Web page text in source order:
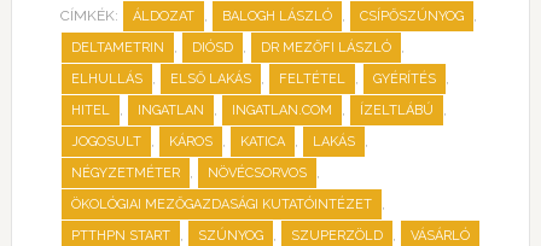
CÍMKÉK: ÁLDOZAT , BALOGH LÁSZLÓ , CSÍPŐSZÚNYOG ,
DELTAMETRIN , DIÓSD , DR MEZŐFI LÁSZLÓ ,
ELHULLÁS , ELSŐ LAKÁS , FELTÉTEL , GYÉRÍTÉS ,
HITEL , INGATLAN , INGATLAN.COM , ÍZELTLÁBÚ ,
JOGOSULT , KÁROS , KATICA , LAKÁS ,
NÉGYZETMÉTER , NÖVÉCSORVOS ,
ÖKOLÓGIAI MEZŐGAZDASÁGI KUTATÓINTÉZET ,
PTTHPN START , SZÚNYOG , SZUPERZÖLD , VÁSÁRLÓ